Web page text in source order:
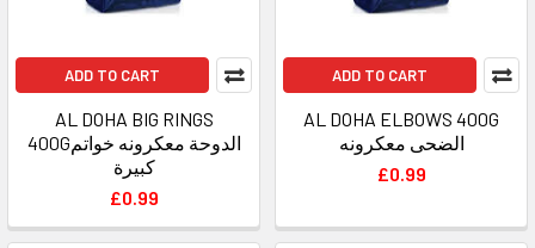
ADD TO CART
AL DOHA BIG RINGS
400Gالدوحة معكرونه خواتم
كبيرة
£0.99
ADD TO CART
AL DOHA ELBOWS 400G
الضحى معكرونه
£0.99